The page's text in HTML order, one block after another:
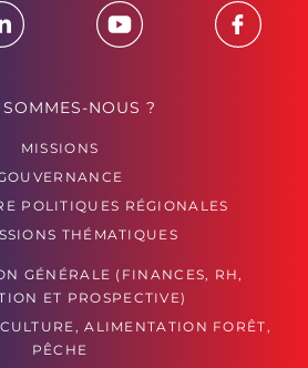
NOUS ?
MISSIONS
POLITIQUES RÉGIONALES
THÉMATIQUES
GÉNÉRALE (FINANCES, RH,
ET PROSPECTIVE)
ALIMENTATION FORÊT,
PÊCHE